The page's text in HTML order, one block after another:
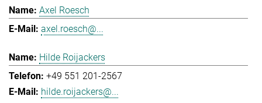
Axel Roesch
axel.roesch@...
Hilde Roijackers
+49 551 201-2567
hilde.roijackers@...